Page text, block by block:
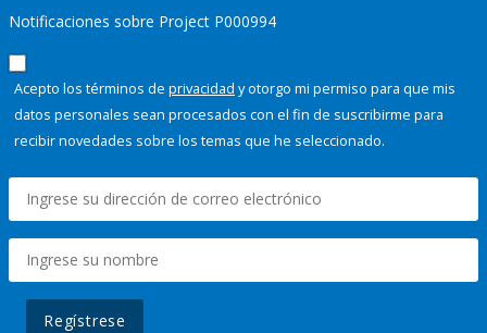
Notificaciones sobre Project P000994
Acepto los términos de privacidad y otorgo mi permiso para que mis
datos personales sean procesados con el fin de suscribirme para
recibir novedades sobre los temas que he seleccionado.
Regístrese